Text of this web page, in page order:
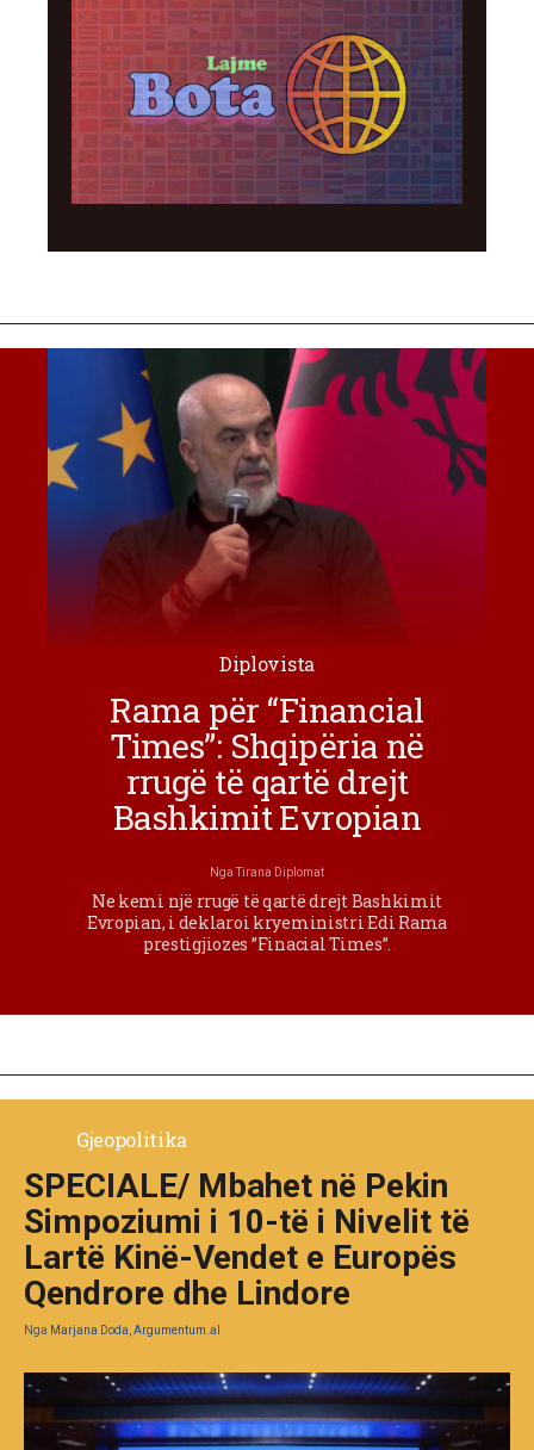
Diplovista
Rama për “Financial
Times”: Shqipëria në
rrugë të qartë drejt
Bashkimit Evropian
NgaTirana Diplomat
Ne kemi një rrugë të qartë drejt Bashkimit
Evropian, i deklaroi kryeministri Edi Rama
prestigjiozes ”Finacial Times”.
Gjeopolitika
SPECIALE/ Mbahet në Pekin
Simpoziumi i 10-të i Nivelit të
Lartë Kinë-Vendet e Europës
Qendrore dhe Lindore
Nga Marjana Doda, Argumentum.al